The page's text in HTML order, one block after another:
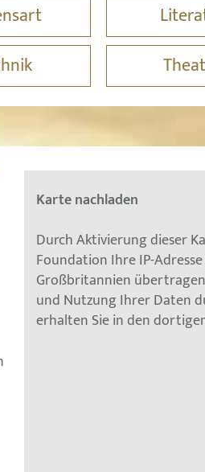
Karte nachladen
Durch Aktivierung dieser
Foundation Ihre IP-
Großbritannien
und Nutzung Ihrer Daten
erhalten Sie in den